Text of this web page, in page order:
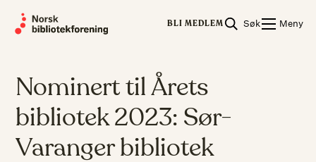
BLI MEDLEM Søk Meny
Nominert til Årets
bibliotek 2023: Sør-
Varanger bibliotek